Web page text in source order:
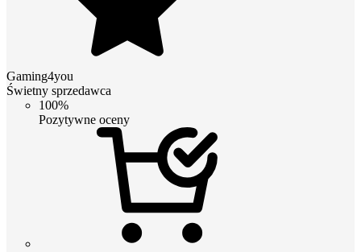
Gaming4you
Świetny sprzedawca
100%
Pozytywne oceny